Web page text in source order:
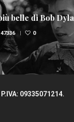
belle di Bob Dylan
0
09335071214.